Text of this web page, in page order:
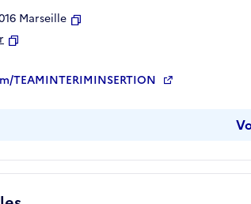
Marseille
TEAMINTERIMINSERTION